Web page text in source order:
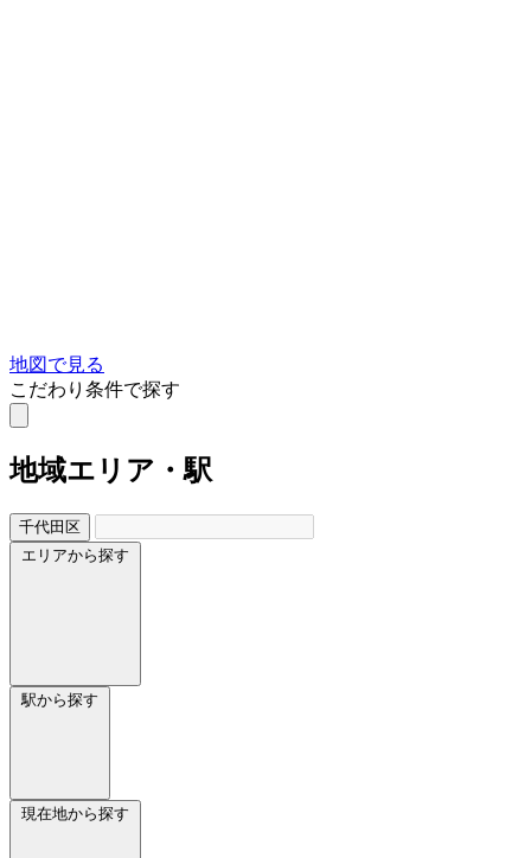
地図で見る
こだわり条件で探す
地域エリア・駅
千代田区
エリアから探す
駅から探す
現在地から探す